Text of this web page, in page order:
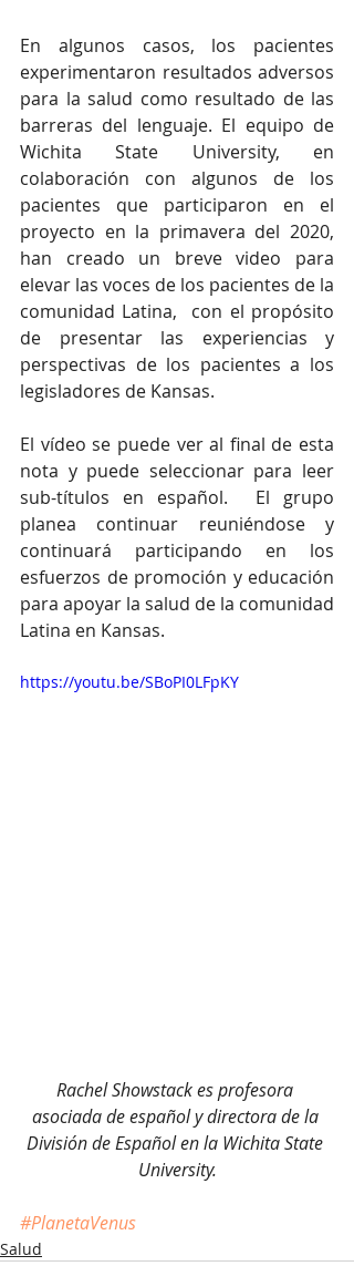
En algunos casos, los pacientes
experimentaron resultados adversos
para la salud como resultado de las
barreras del lenguaje. El equipo de
Wichita State University, en
colaboración con algunos de los
pacientes que participaron en el
proyecto en la primavera del 2020,
han creado un breve video para
elevar las voces de los pacientes de la
comunidad Latina,  con el propósito
de presentar las experiencias y
perspectivas de los pacientes a los
legisladores de Kansas.
El vídeo se puede ver al final de esta
nota y puede seleccionar para leer
sub-títulos en español.  El grupo
planea continuar reuniéndose y
continuará participando en los
esfuerzos de promoción y educación
para apoyar la salud de la comunidad
Latina en Kansas.
https://youtu.be/SBoPI0LFpKY
Rachel Showstack es profesora
asociada de español y directora de la
División de Español en la Wichita State
University.
#PlanetaVenus
Salud